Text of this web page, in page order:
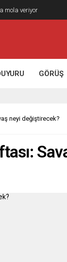
mü, kolonializm mi?
GÖRÜŞ
neyi değiştirecek?